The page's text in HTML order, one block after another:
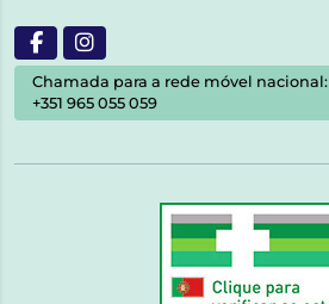
Chamada para a rede móvel nacional:
+351 965 055 059